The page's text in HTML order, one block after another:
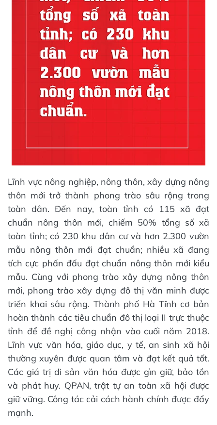
Lĩnh vực nông nghiệp, nông thôn, xây dựng nông
thôn mới trở thành phong trào sâu rộng trong
toàn dân. Đến nay, toàn tỉnh có 115 xã đạt
chuẩn nông thôn mới, chiếm 50% tổng số xã
toàn tỉnh; có 230 khu dân cư và hơn 2.300 vườn
mẫu nông thôn mới đạt chuẩn; nhiều xã đang
tích cực phấn đấu đạt chuẩn nông thôn mới kiểu
mẫu. Cùng với phong trào xây dựng nông thôn
mới, phong trào xây dựng đô thị văn minh được
triển khai sâu rộng. Thành phố Hà Tĩnh cơ bản
hoàn thành các tiêu chuẩn đô thị loại II trực thuộc
tỉnh để đề nghị công nhận vào cuối năm 2018.
Lĩnh vực văn hóa, giáo dục, y tế, an sinh xã hội
thường xuyên được quan tâm và đạt kết quả tốt.
Các giá trị di sản văn hóa được gìn giữ, bảo tồn
và phát huy. QPAN, trật tự an toàn xã hội được
giữ vững. Công tác cải cách hành chính được đẩy
mạnh.